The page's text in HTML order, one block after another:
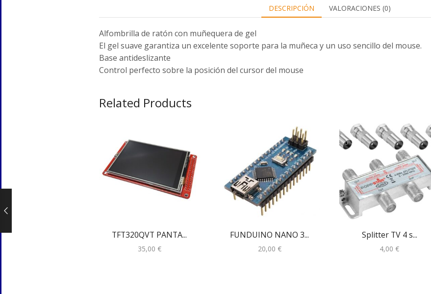
DESCRIPCIÓN VALORACIONES (0)
Alfombrilla de ratón con muñequera de gel
El gel suave garantiza un excelente soporte para la muñeca y un uso sencillo del mouse.
Base antideslizante
Control perfecto sobre la posición del cursor del mouse
Related Products
TFT320QVT PANTA...
35,00 €
FUNDUINO NANO 3...
20,00 €
Splitter TV 4 s...
4,00€